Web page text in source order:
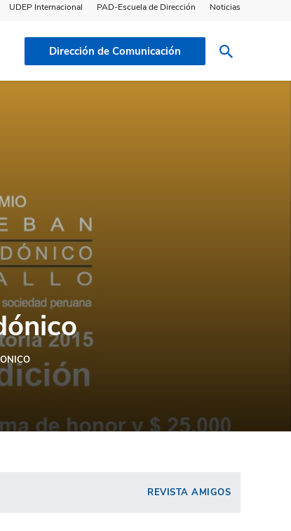
UDEP Internacional PAD-Escuela de Dirección Noticias
Dirección de Comunicación
REVISTA AMIGOS